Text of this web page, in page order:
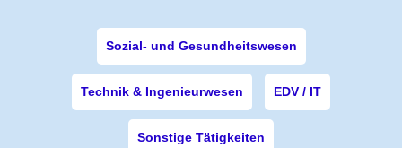
Sozial- und Gesundheitswesen
Technik & Ingenieurwesen EDV / IT
Sonstige Tätigkeiten